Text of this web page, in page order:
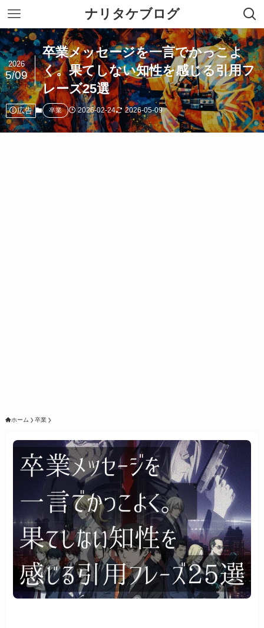
ナリタケブログ
卒業メッセージを一言でかっこよ
く。果てしない知性を感じる引用フ
レーズ25選
2026
5/09
広告 卒業 2026-02-24 2026-05-09
ホーム 卒業